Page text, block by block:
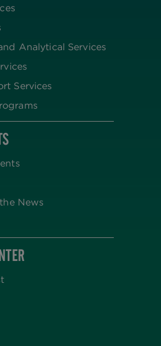
Analytical Services
Services
News